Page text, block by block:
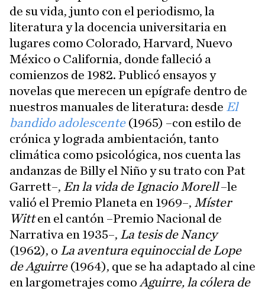
de su vida, junto con el periodismo, la
literatura y la docencia universitaria en
lugares como Colorado, Harvard, Nuevo
México o California, donde falleció a
comienzos de 1982. Publicó ensayos y
novelas que merecen un epígrafe dentro de
nuestros manuales de literatura: desde El
bandido adolescente(1965) –con estilo de
crónica y lograda ambientación, tanto
climática como psicológica, nos cuenta las
andanzas de Billy el Niño y su trato con Pat
Garrett–, En la vida de Ignacio Morell–le
valió el Premio Planeta en 1969–, Míster
Witten el cantón –Premio Nacional de
Narrativa en 1935–, La tesis de Nancy
(1962), o La aventura equinoccial de Lope
de Aguirre(1964), que se ha adaptado al cine
en largometrajes como Aguirre, la cólera de